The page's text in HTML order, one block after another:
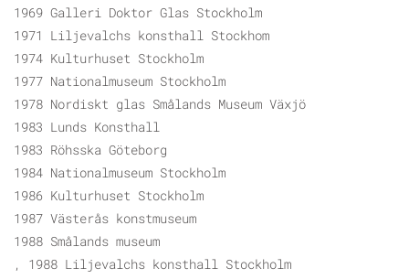
1969 Galleri Doktor Glas Stockholm
1971 Liljevalchs konsthall Stockhom
1974 Kulturhuset Stockholm
1977 Nationalmuseum Stockholm
1978 Nordiskt glas Smålands Museum Växjö
1983 Lunds Konsthall
1983 Röhsska Göteborg
1984 Nationalmuseum Stockholm
1986 Kulturhuset Stockholm
1987 Västerås konstmuseum
1988 Smålands museum
, 1988 Liljevalchs konsthall Stockholm